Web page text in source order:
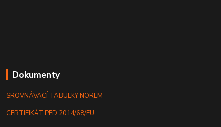
Dokumenty
SROVNÁVACÍ TABULKY NOREM
CERTIFIKÁT PED 2014/68/EU